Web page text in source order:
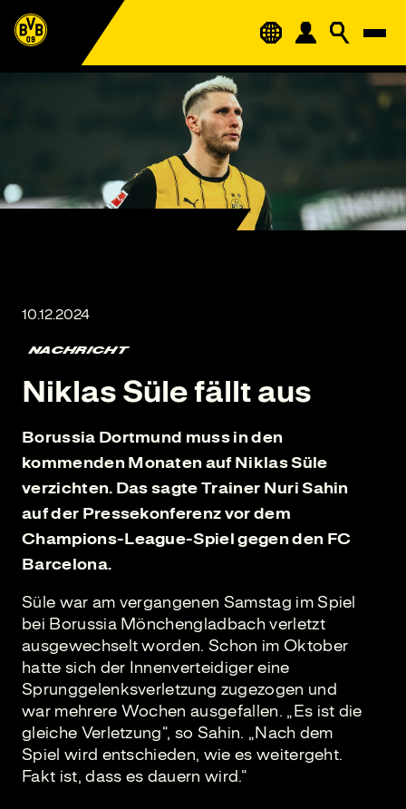
NACHRICHT
Niklas Süle fällt aus
Borussia Dortmund muss in den
kommenden Monaten auf Niklas Süle
verzichten. Das sagte Trainer Nuri Sahin
auf der Pressekonferenz vor dem
Champions-League-Spiel gegen den FC
Barcelona.
Süle war am vergangenen Samstag im Spiel
bei Borussia Mönchengladbach verletzt
ausgewechselt worden. Schon im Oktober
hatte sich der Innenverteidiger eine
Sprunggelenksverletzung zugezogen und
war mehrere Wochen ausgefallen. „Es ist die
gleiche Verletzung“, so Sahin. „Nach dem
Spiel wird entschieden, wie es weitergeht.
Fakt ist, dass es dauern wird.“